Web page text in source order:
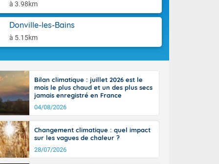
à 3.98km
Donville-les-Bains
à 5.15km
sur
avec des
sur le sud
à nord-ouest
entre 50 et
résiste sur
Alpes à
terres et 20
Bilan climatique : juillet 2026 est le
mois le plus chaud et un des plus secs
jamais enregistré en France
04/08/2026
Changement climatique : quel impact
sur les vagues de chaleur ?
28/07/2026